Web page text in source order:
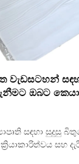
වැඩසටහන්
ඔබට
සඳහා සුදුසු
සහ